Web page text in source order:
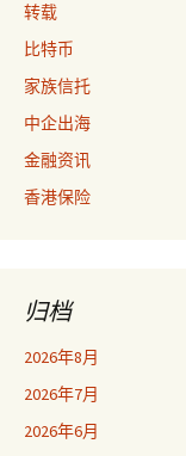
转载
比特币
家族信托
中企出海
金融资讯
香港保险
归档
2026年8月
2026年7月
2026年6月